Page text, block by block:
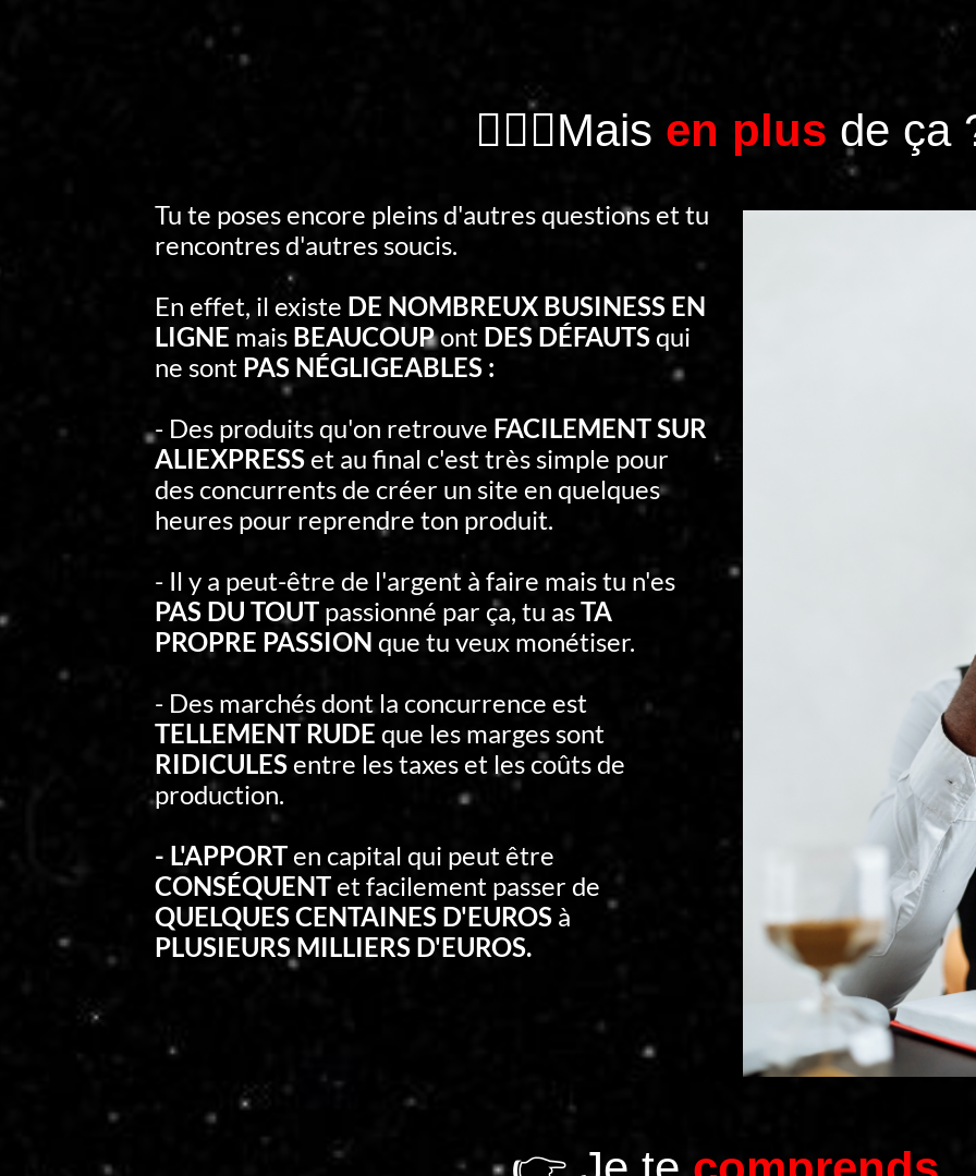
🤦🏻‍♂️Mais en plus de ça
Tu te poses encore pleins d'autres questions et tu
rencontres d'autres soucis.
En effet, il existe DE NOMBREUX BUSINESS EN
LIGNE mais BEAUCOUPont DES DÉFAUTSqui
ne sont PAS NÉGLIGEABLES :
- Des produits qu'on retrouve FACILEMENT SUR
ALIEXPRESS et au final c'est très simple pour
des concurrents de créer un site en quelques
heures pour reprendre ton produit.
- Il y a peut-être de l'argent à faire mais tu n'es
PAS DU TOUT passionné par ça, tu asTA
PROPRE PASSION que tu veux monétiser.
- Des marchés dont la concurrence est
TELLEMENT RUDE que les marges sont
RIDICULES entre les taxes et les coûts de
production.
- L'APPORT en capital qui peut être
CONSÉQUENT et facilement passer de
QUELQUES CENTAINES D'EUROS à
PLUSIEURS MILLIERS D'EUROS.